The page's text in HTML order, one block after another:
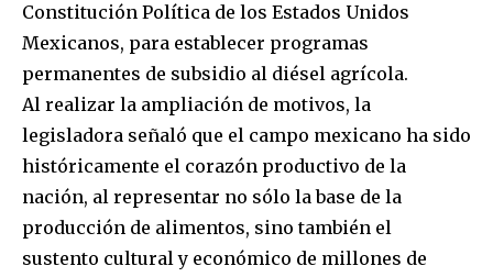
Constitución Política de los Estados Unidos
Mexicanos, para establecer programas
permanentes de subsidio al diésel agrícola.
Al realizar la ampliación de motivos, la
legisladora señaló que el campo mexicano ha sido
históricamente el corazón productivo de la
nación, al representar no sólo la base de la
producción de alimentos, sino también el
sustento cultural y económico de millones de